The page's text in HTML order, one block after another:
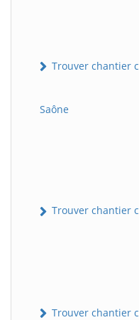
Trouver chantier
Saône
Trouver chantier
Trouver chantier